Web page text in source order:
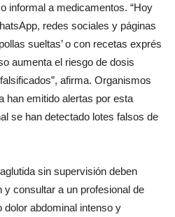
informal a medicamentos. “Hoy
redes sociales y páginas
sueltas’ o con recetas exprés
aumenta el riesgo de dosis
afirma. Organismos
han emitido alertas por esta
se han detectado lotes falsos de
sin supervisión deben
consultar a un profesional de
abdominal intenso y